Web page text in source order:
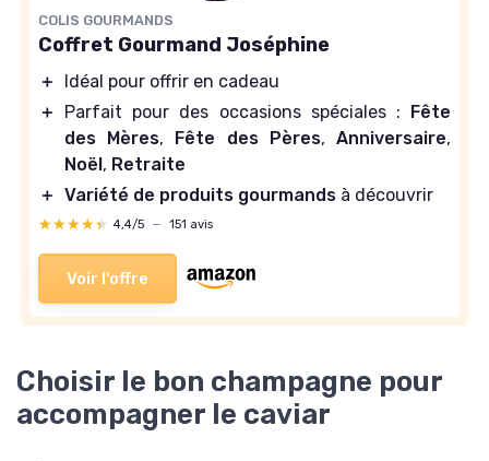
COLIS GOURMANDS
Coffret Gourmand Joséphine
＋
Idéal pour offrir en cadeau
＋
Parfait pour des occasions spéciales :
Fête
des Mères, Fête des Pères,Anniversaire,
Noël , Retraite
＋ Variété de produits gourmands à découvrir
★★★★★
★★★★★ 4,4/5 — 151 avis
Voir l'offre
Choisir le bon champagne pour
accompagner le caviar